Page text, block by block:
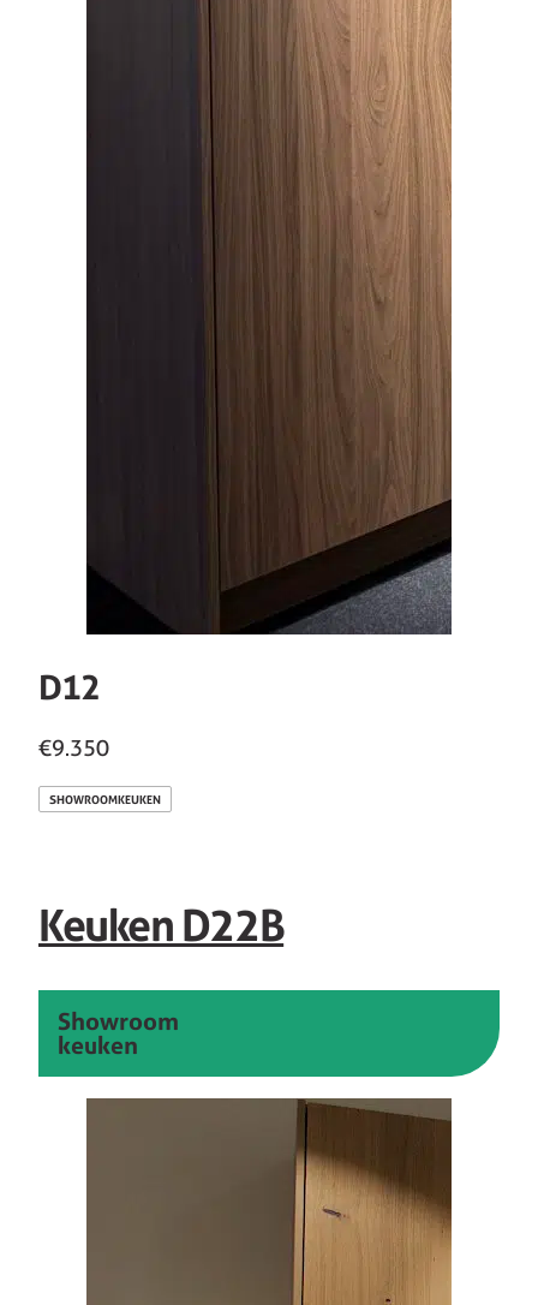
D12
€9.350
SHOWROOMKEUKEN
Keuken D22B
Showroom
keuken